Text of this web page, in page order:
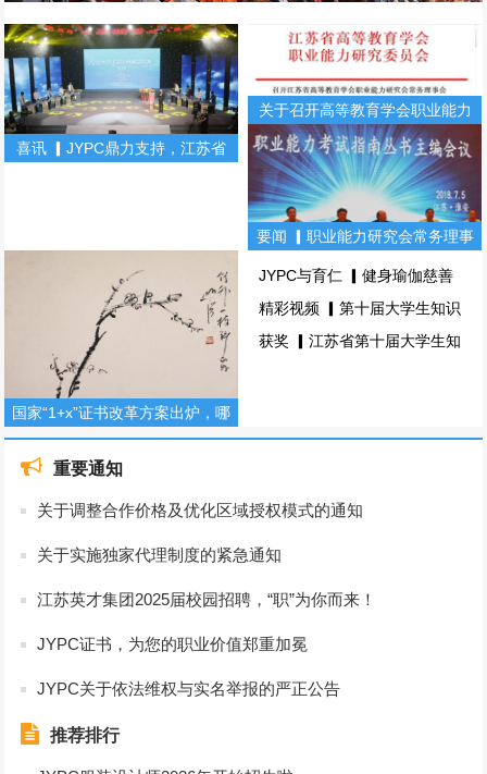
喜讯 ▎JYPC鼎力支持，江苏省
关于召开高等教育学会职业能力
研究会常务理事会暨职业能力丛
书主编会的通知
要闻 ▎职业能力研究会常务理事
会暨职业能力考试指南丛书主编
国家“1+x”证书改革方案出炉，哪
些证书备受青睐？(图文)
JYPC与育仁 ▎健身瑜伽慈善
主题颁奖盛典，圆满落幕！(图
文)
精彩视频 ▎第十届大学生知识
竞赛总决赛！(图文)
获奖 ▎江苏省第十届大学生知
重要通知
关于调整合作价格及优化区域授权模式的通知
关于实施独家代理制度的紧急通知
江苏英才集团2025届校园招聘，“职”为你而来！
JYPC证书，为您的职业价值郑重加冕
JYPC关于依法维权与实名举报的严正公告
推荐排行